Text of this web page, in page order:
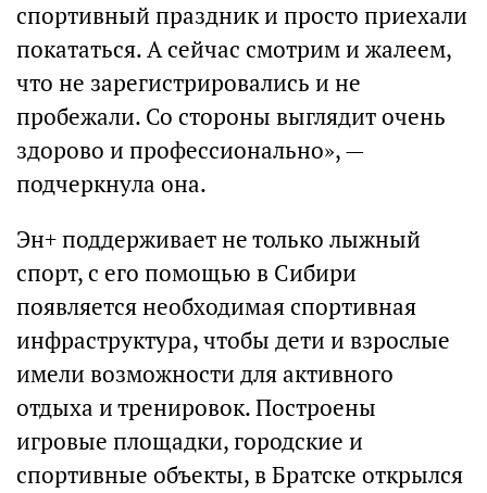
спортивный праздник и просто приехали
покататься. А сейчас смотрим и жалеем,
что не зарегистрировались и не
пробежали. Со стороны выглядит очень
здорово и профессионально», —
подчеркнула она.
Эн+ поддерживает не только лыжный
спорт, с его помощью в Сибири
появляется необходимая спортивная
инфраструктура, чтобы дети и взрослые
имели возможности для активного
отдыха и тренировок. Построены
игровые площадки, городские и
спортивные объекты, в Братске открылся